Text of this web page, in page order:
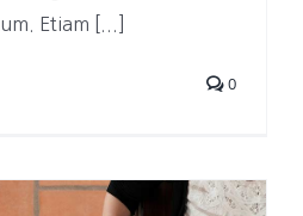
Etiam [...]
0